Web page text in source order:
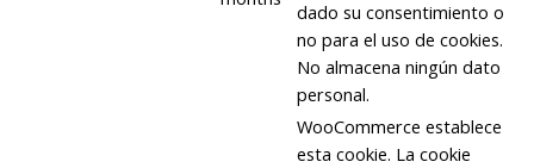
dado su consentimiento o
no para el uso de cookies.
No almacena ningún dato
personal.
WooCommerce establece
esta cookie. La cookie